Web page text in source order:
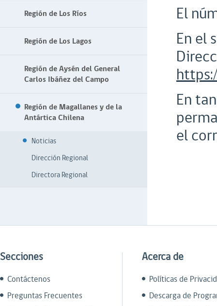
Región de Los Ríos
Región de Los Lagos
Región de Aysén del General
Carlos Ibáñez del Campo
Región de Magallanes y de la
Antártica Chilena
Noticias
Dirección Regional
Directora Regional
El
En el
En
el
Secciones
Contáctenos
Preguntas Frecuentes
Acerca de
Políticas de
Descarga de